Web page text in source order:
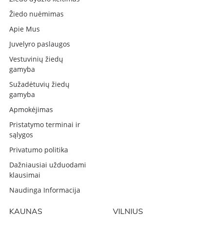
Žiedo nuėmimas
Apie Mus
Juvelyro paslaugos
Vestuvinių žiedų
gamyba
Sužadėtuvių žiedų
gamyba
Apmokėjimas
Pristatymo terminai ir
sąlygos
Privatumo politika
Dažniausiai užduodami
klausimai
Naudinga Informacija
KAUNAS VILNIUS